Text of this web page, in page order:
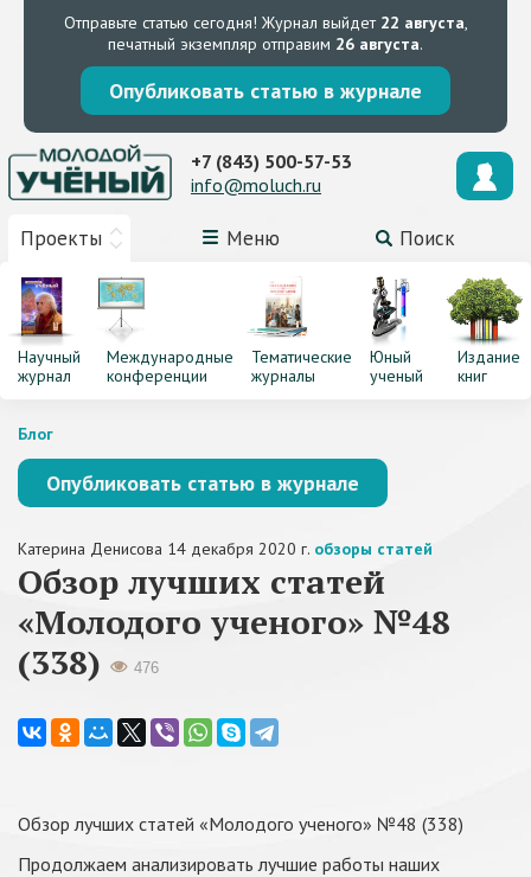
Отправьте статью сегодня! Журнал выйдет 22 августа,
печатный экземпляр отправим 26 августа.
Опубликовать статью в журнале
Проекты Меню Поиск
+7 (843) 500-57-53
info@moluch.ru
Научный
журнал
Международные
конференции
Тематические
журналы
Юный
ученый
Издание
книг
Блог
Опубликовать статью в журнале
Катерина Денисова 14 декабря 2020 г. обзоры статей
Обзор лучших статей
«Молодого ученого» №48
(338)
476
Обзор лучших статей «Молодого ученого» №48 (338)
Продолжаем анализировать лучшие работы наших